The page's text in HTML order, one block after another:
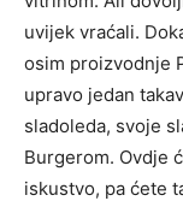
uvijek vraćali.
osim proizvodnje
upravo jedan
sladoleda, svoje
Burgerom. Ovdje
iskustvo, pa ćete